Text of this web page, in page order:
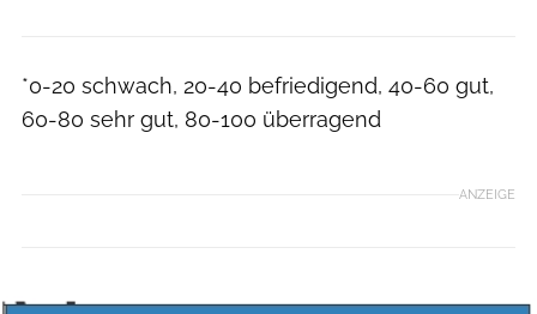
*0-20 schwach, 20-40 befriedigend, 40-60 gut,
60-80 sehr gut, 80-100 überragend
ANZEIGE